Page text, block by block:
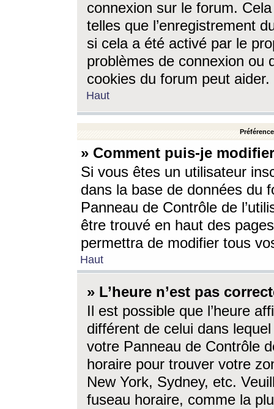
connexion sur le forum.
telles que l’enregistrement
si cela a été activé par le
problèmes de connexion ou
cookies du forum peut aider.
Haut
» Comment puis-je
Si vous êtes un utilisateur
dans la base de données du
Panneau de Contrôle de
être trouvé en haut des
permettra de modifier tous
Haut
» L’heure n’est pas
Il est possible que l’heure
différent de celui dans
votre Panneau de Contrôle
horaire pour trouver votre
New York, Sydney, etc.
fuseau horaire, comme la